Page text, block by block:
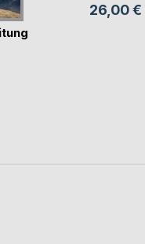
26,00 €